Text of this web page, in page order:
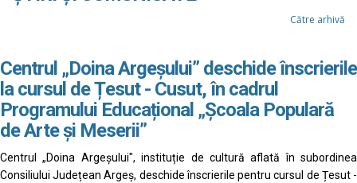
Către arhivă
Centrul „Doina Argeșului” deschide înscrierile
la cursul de Țesut - Cusut, în cadrul
Programului Educațional „Școala Populară
de Arte și Meserii”
Centrul „Doina Argeșului", instituție de cultură aflată în subordinea
Consiliului Județean Argeș, deschide înscrierile pentru cursul de Țesut -